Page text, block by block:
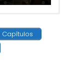
Capítulos